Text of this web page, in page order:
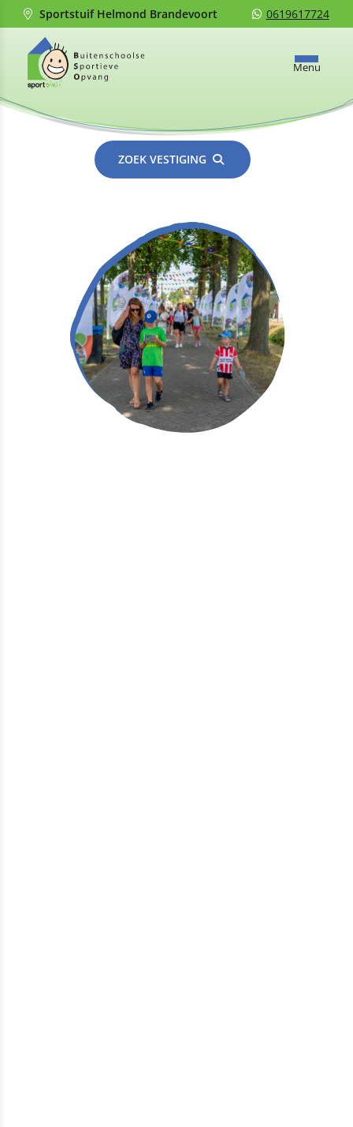
Sportstuif Helmond Brandevoort 0619617724
Menu
ZOEK VESTIGING